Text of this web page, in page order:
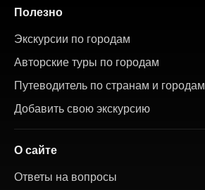
Полезно
Экскурсии по городам
Авторские туры по городам
Путеводитель по странам и городам
Добавить свою экскурсию
О сайте
Ответы на вопросы